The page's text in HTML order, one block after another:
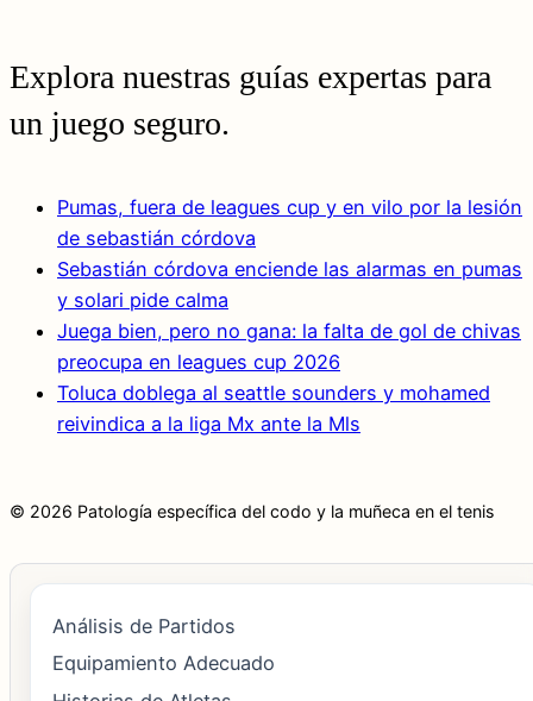
Explora nuestras guías expertas para
un juego seguro.
Pumas, fuera de leagues cup y en vilo por la lesión
de sebastián córdova
Sebastián córdova enciende las alarmas en pumas
y solari pide calma
Juega bien, pero no gana: la falta de gol de chivas
preocupa en leagues cup 2026
Toluca doblega al seattle sounders y mohamed
reivindica a la liga Mx ante la Mls
© 2026 Patología específica del codo y la muñeca en el tenis
Análisis de Partidos
Equipamiento Adecuado